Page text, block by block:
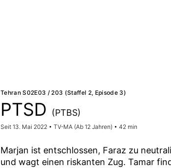
Tehran S02E03 / 203 (Staffel 2, Episode 3)
PTSD (PTBS)
Seit 13. Mai 2022 • TV-MA (Ab 12 Jahren) • 42 min
Marjan ist entschlossen, Faraz zu
und wagt einen riskanten Zug. Tamar